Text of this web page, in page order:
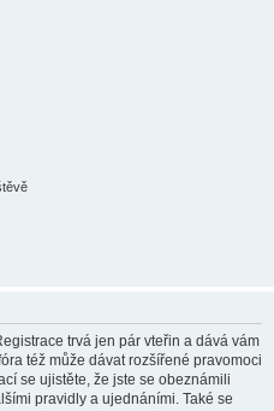
trvá jen pár vteřin a dává vám
též může dávat rozšířené pravomoci
se ujistěte, že jste se obeznámili
pravidly a ujednáními. Také se